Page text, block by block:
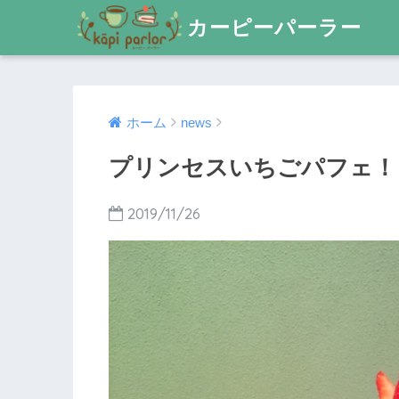
カーピーパーラー
ホーム news
プリンセスいちごパフェ！
2019/11/26